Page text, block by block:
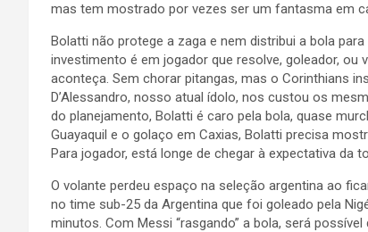
mas tem mostrado por vezes ser um fantasma em
Bolatti não protege a zaga e nem distribui a bola
investimento é em jogador que resolve, goleador, ou
aconteça. Sem chorar pitangas, mas o Corinthians
D’Alessandro, nosso atual ídolo, nos custou os
do planejamento, Bolatti é caro pela bola, quase
Guayaquil e o golaço em Caxias, Bolatti precisa
Para jogador, está longe de chegar à expectativa da
O volante perdeu espaço na seleção argentina ao
no time sub-25 da Argentina que foi goleado pela
minutos. Com Messi “rasgando” a bola, será